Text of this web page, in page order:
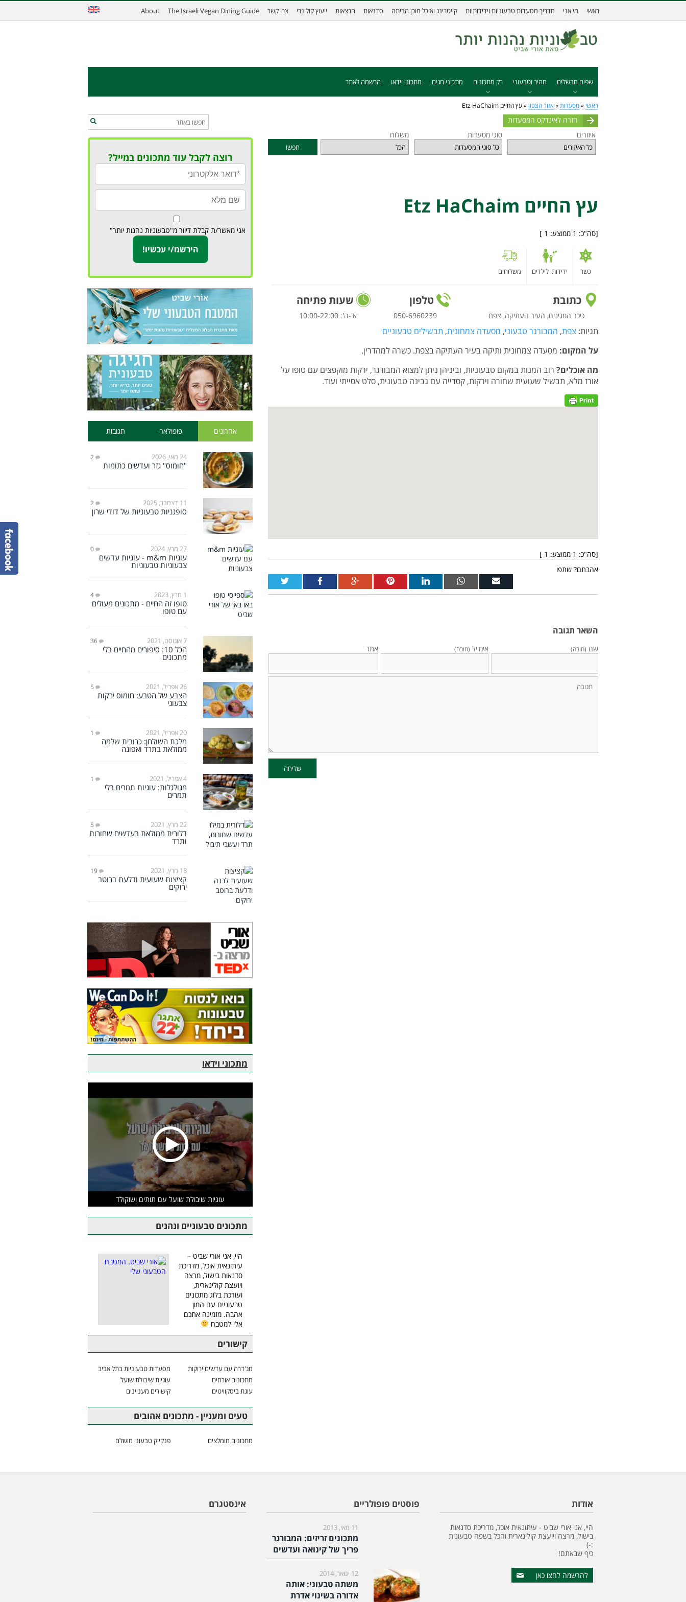
ראשי מי אני מדריך מסעדות טבעוניות וידידותיות קייטרינג ואוכל מוכן הביתה סדנאות הרצאות ייעוץ קולינרי צרו קשר The Israeli Vegan Dining Guide
About
שפים מבשלים מהיר וטבעוני רק מתכונים מתכוני חגים מתכוני וידאו הרשמה לאתר
ראשי » מסעדות » אזור הצפון » עץ החיים Etz HaChaim
חזרה לאינדקס המסעדות
איזורים
סוגי מסעדות משלוח
חפשו
עץ החיים Etz HaChaim
[סה"כ: 1 ממוצע: 1
]
כשר ידידותי לילדים משלוחים
כתובת
כיכר המגינים, העיר העתיקה, צפת
טלפון
050-6960239
שעות פתיחה
א'-ה': 10:00-22:00
תגיות: צפת, המבורגר טבעוני, מסעדה צמחונית, תבשילים טבעוניים
על המקום: מסעדה צמחונית ותיקה בעיר העתיקה בצפת. כשרה למהדרין.
מה אוכלים? רוב המנות במקום טבעוניות, וביניהן ניתן למצוא המבורגר, ירקות מוקפצים עם טופו על
אורז מלא, תבשיל שעועית שחורה וירקות, קסדייה עם גבינה טבעונית, סלט אסייתי ועוד.
[סה"כ: 1 ממוצע: 1
]
אהבתם? שתפו
השאר תגובה
שם (חובה) אימייל (חובה) אתר
רוצה לקבל עוד מתכונים במייל?
אני מאשר/ת קבלת דיוור מ"טבעוניות נהנות יותר"
אחרונים פופולארי תגובות
24 מאי, 2026 2
"חומוס" גזר ועדשים כתומות
11 דצמבר, 2025 2
סופגניות טבעוניות של דודי שרון
27 מרץ, 2024 0
עוגיות m&m - עוגיות עדשים
צבעוניות טבעוניות
1 מרץ, 2023 4
טופו זה החיים - מתכונים מעולים
עם טופו
7 אוגוסט, 2021 36
הכל 10: סיפורים מהחיים בלי
מתכונים
26 אפריל, 2021 5
הצבע של הטבע: חומוס ירקות
צבעוני
20 אפריל, 2021 1
מלכת השולחן: כרובית שלמה
ממולאת בתרד ואפונה
4 אפריל, 2021 1
מגולגלות: עוגיות תמרים בלי
תמרים
22 מרץ, 2021 5
דלורית ממולאת בעדשים שחורות
ותרד
18 מרץ, 2021 19
קציצות שעועית ודלעת ברוטב
ירוקים
מתכוני וידאו
עוגיות שיבולת שועל עם תותים ושוקולד
מתכונים טבעוניים ונהנים
היי, אני אורי שביט –
עיתונאית אוכל, מדריכת
סדנאות בישול, מרצה
ויועצת קולינארית,
ועורכת בלוג מתכונים
טבעוניים עם המון
אהבה. מזמינה אתכם
אלי למטבח
קישורים
מג'דרה עם עדשים ירוקות
מסעדות טבעוניות בתל אביב
מתכונים אורחים
עוגיות שיבולת שועל
עוגת ביסקוויטים
קישורים מעניינים
טעים ומעניין - מתכונים אהובים
מתכונים מומלצים פנקייק טבעוני מושלם
אודות
היי, אני אורי שביט - עיתונאית אוכל, מדריכת סדנאות
בישול, מרצה ויועצת קולינארית והכל בשפה טבעונית
:-)
כיף שבאתם!
להרשמה לחצו כאן
פוסטים פופולריים
11 מאי, 2013
מתכונים זריזים: המבורגר
פריך של קינואה ועדשים
12 ינואר, 2014
משתה טבעוני: אותה
אדורה בשינוי אדרת
אינסטגרם